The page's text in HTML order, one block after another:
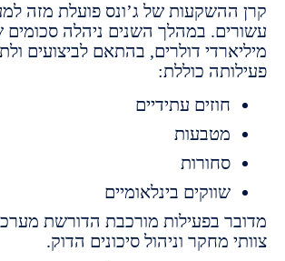
של ג’ונס פועלת מזה למעלה
במהלך השנים ניהלה סכומים של
דולרים, בהתאם לביצועים ולתנאי
כוללת:
חוזים עתידיים
מטבעות
סחורות
שווקים בינלאומיים
בפעילות מורכבת הדורשת מערכות
מחקר וניהול סיכונים הדוק.